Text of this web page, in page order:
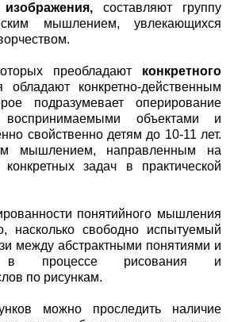
составляют группу
мышлением, увлекающихся
преобладают конкретного
обладают конкретно-действенным
подразумевает оперирование
воспринимаемыми объектами и
свойственно детям до 10-11 лет.
мышлением, направленным на
задач в практической
понятийного мышления
насколько свободно испытуемый
между абстрактными понятиями и
в процессе рисования и
по рисункам.
можно проследить наличие